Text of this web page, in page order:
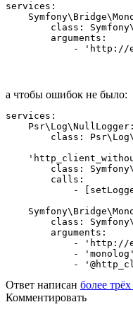
services:
class:
        arguments:
- 'http://
а чтобы ошибок не было:
services:
    Psr\Log\NullLogger:
class:
class:
        calls:
-
class:
        arguments:
- 'http://
            - 'monolog'
-
Ответ написан более
Комментировать